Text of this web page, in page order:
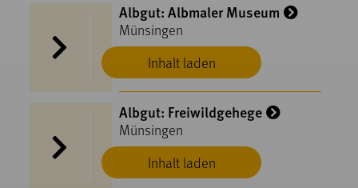
Inhalt laden
Albgut: Albmaler Museum
Münsingen
Inhalt laden
Albgut: Freiwildgehege
Münsingen